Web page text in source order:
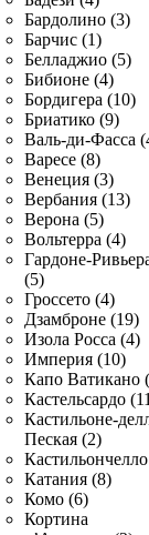
Бардолино (3)
Барчис (1)
Белладжио (5)
Бибионе (4)
Бордигера (10)
Бриатико (9)
Валь-ди-Фасса
Варесе (8)
Венеция (3)
Вербания (13)
Верона (5)
Вольтерра (4)
Гардоне-
(5)
Гроссето (4)
Дзамброне (19)
Изола Росса (4)
Империя (10)
Капо Ватикано
Кастельсардо
Кастильоне-
Пеская (2)
Катания (8)
Комо (6)
Кортина